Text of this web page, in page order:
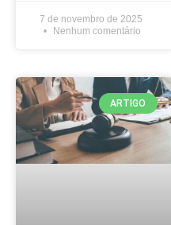
7 de novembro de 2025
Nenhum comentário
ARTIGO